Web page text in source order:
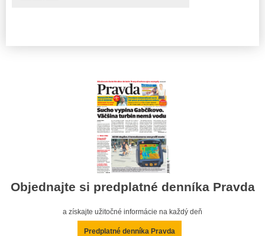
Objednajte si predplatné denníka Pravda
a získajte užitočné informácie na každý deň
Predplatné denníka Pravda